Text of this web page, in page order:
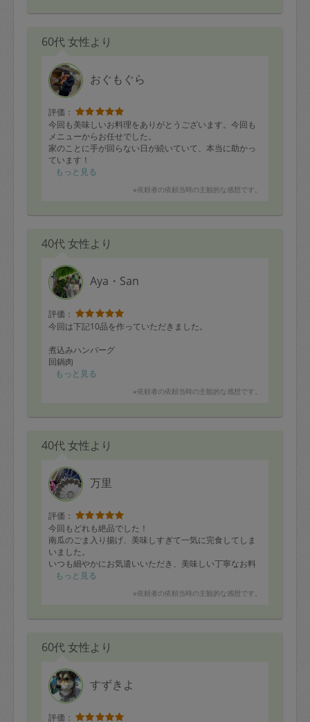
・焼きナスの和え物
・肉巻き(野菜ときのこ)
・カボチャサラダ
・麻婆豆腐
・野菜の蒸し煮
・鶏手羽中の照り焼き
・大根ステーキ
・牛肉ときのこと野菜のオイスターソース炒め
・ナムル
追加で
60代 女性より
おぐもぐら
評価：
今回も美味しいお料理をありがとうございます。今回も
メニューからお任せでした。
家のことに手が回らない日が続いていて、本当に助かっ
ています！
いつもながら彩りも綺麗で食事が楽しみになります。写
□豆腐鶏だんごと白菜の焚いたん
□コンソメ野菜のスープ
□トマトと茄子の重ね焼き
□オレンジと生ハムのリーフサラダ
□トマトとポン酢のドレッシング
□きゅうりときのこの酢の物
□カブとホタテのマスタードマリネ
ふわふわに出来るのだろう？と思うくらい中がふわふわ
してました。
また、毎回違う味の手作りドレッシング、本当に美味し
ありがとうござきます。
もっと見る
※依頼者の依頼当時の主観的な感想です。
40代 女性より
Aya・San
評価：
今回は下記10品を作っていただきました。
煮込みハンバーグ
回鍋肉
筑前煮（蓮根、蒟蒻入）
ひよこ豆のカレー
大学芋
毎回、臨機応変に対応してくださり、とても助かってい
ます。
娘がジャガイモのガレットをもりもり食べていました。
またお願いしたいと思います。
もっと見る
※依頼者の依頼当時の主観的な感想です。
40代 女性より
万里
評価：
今回もどれも絶品でした！
南瓜のごま入り揚げ、美味しすぎて一気に完食してしま
いました。
いつも細やかにお気遣いいただき、美味しい丁寧なお料
理ありがとうございます。
もっと見る
※依頼者の依頼当時の主観的な感想です。
60代 女性より
すずきよ
評価：